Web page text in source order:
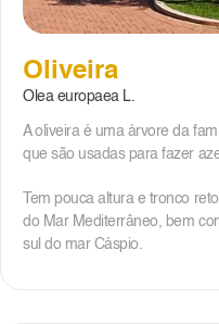
Oliveira
Olea europaea L.
A oliveira é uma árvore da
que são usadas para fazer
Tem pouca altura e tronco
do Mar Mediterrâneo, bem
sul do mar Cáspio.